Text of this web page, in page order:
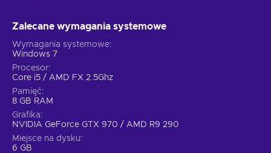
Zalecane wymagania systemowe
Wymagania systemowe
Windows 7
Procesor
Core i5 / AMD FX 2.5Ghz
Pamięć
8 GB RAM
Grafika
NVIDIA GeForce GTX 970 / AMD R9 290
Miejsce na dysku
6 GB